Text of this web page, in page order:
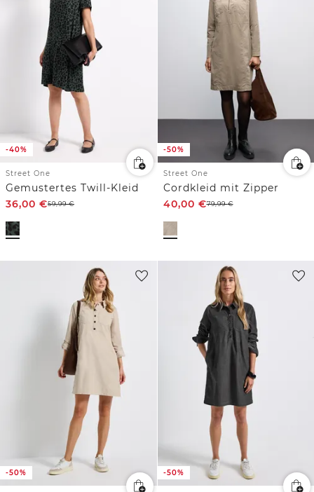
-40%
Street One
Gemustertes Twill-Kleid
36,00 €59,99€
-50%
Street One
Cordkleid mit Zipper
40,00 €79,99€
-50% -50%